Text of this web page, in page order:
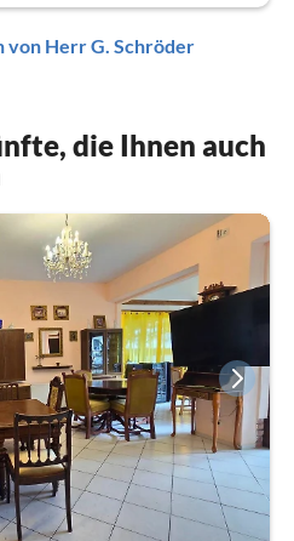
Herr G. Schröder
die Ihnen auch